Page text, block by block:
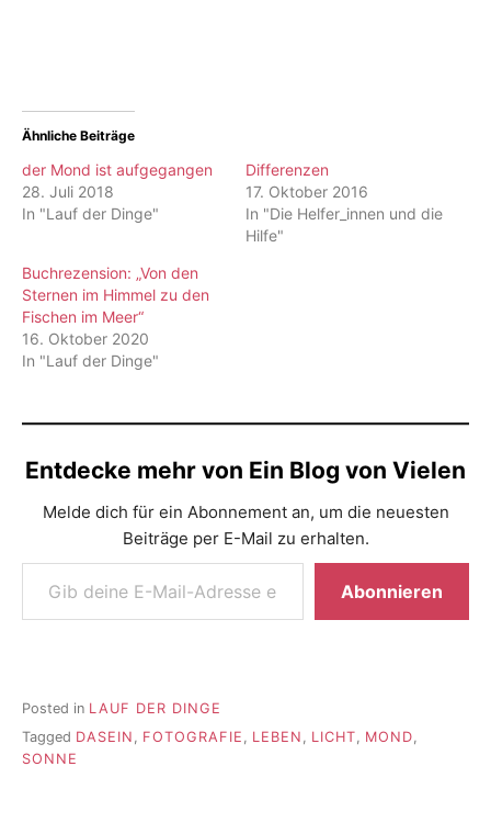
Ähnliche Beiträge
der Mond ist aufgegangen
28. Juli 2018
In "Lauf der Dinge"
Differenzen
17. Oktober 2016
In "Die Helfer_innen und die
Hilfe"
Buchrezension: „Von den
Sternen im Himmel zu den
Fischen im Meer“
16. Oktober 2020
In "Lauf der Dinge"
Entdecke mehr von Ein Blog von Vielen
Melde dich für ein Abonnement an, um die neuesten
Beiträge per E-Mail zu erhalten.
Gib deine E-Mail-Adresse ein ...
Abonnieren
Posted in LAUF DER DINGE
Tagged DASEIN , FOTOGRAFIE , LEBEN , LICHT, MOND,
SONNE